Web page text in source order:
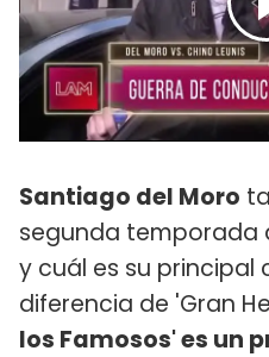
Santiago del Moro
segunda temporada
y cuál es su
diferencia de 'Gran
los Famosos' es un